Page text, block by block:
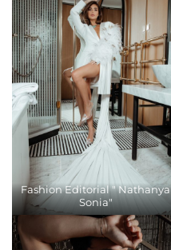
Fashion Editorial " Nathanya
Sonia"